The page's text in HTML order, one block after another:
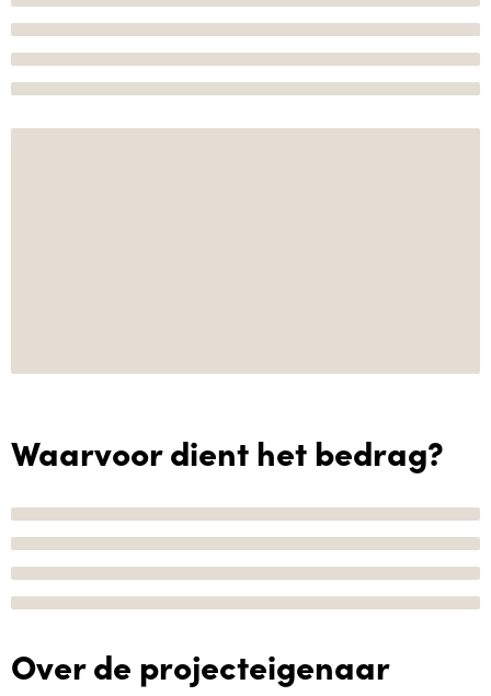
Waarvoor dient het bedrag?
Over de projecteigenaar